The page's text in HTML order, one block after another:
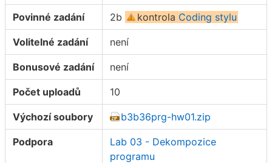
Povinné zadání 2b kontrola Coding stylu
Volitelné zadání není
Bonusové zadání není
Počet uploadů 10
Výchozí soubory b3b36prg-hw01.zip
Podpora
Lab 03 - Dekompozice
programu